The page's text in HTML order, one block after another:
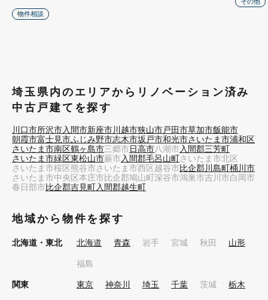
物件相談
その他
埼玉県内のエリアからリノベーション済み
中古戸建てを探す
川口市所沢市入間市新座市川越市狭山市戸田市草加市飯能市
朝霞市富士見市ふじみ野市志木市坂戸市和光市さいたま市浦和区
さいたま市南区鶴ヶ島市三郷市日高市八潮市入間郡三芳町
さいたま市緑区東松山市蕨市入間郡毛呂山町さいたま市北区
さいたま市桜区熊谷市さいたま市西区越谷市比企郡川島町桶川市
さいたま市中央区本庄市比企郡鳩山町深谷市鴻巣市吉川市白岡市
春日部市比企郡吉見町入間郡越生町
地域から物件を探す
北海道・東北 北海道 青森 岩手 宮城 秋田 山形
福島
関東 東京 神奈川 埼玉 千葉 茨城 栃木